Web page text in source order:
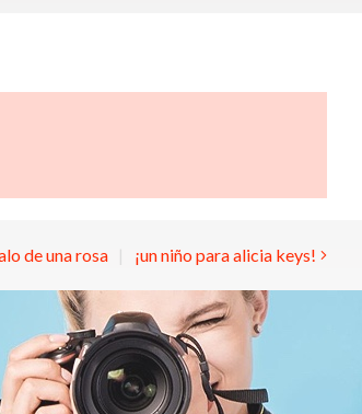
de una rosa ¡un niño para alicia keys!